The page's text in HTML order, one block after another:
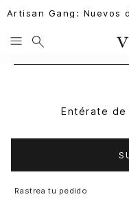
Artisan Gang: Nuevos
Entérate
Rastrea tu pedido